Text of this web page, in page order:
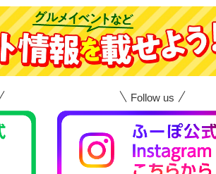
Follow us